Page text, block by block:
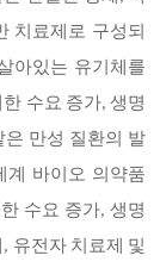
치료제로 구성되
아있는 유기체를
수요 증가, 생명
은 만성 질환의 발
계 바이오 의약품
수요 증가, 생명
유전자 치료제 및